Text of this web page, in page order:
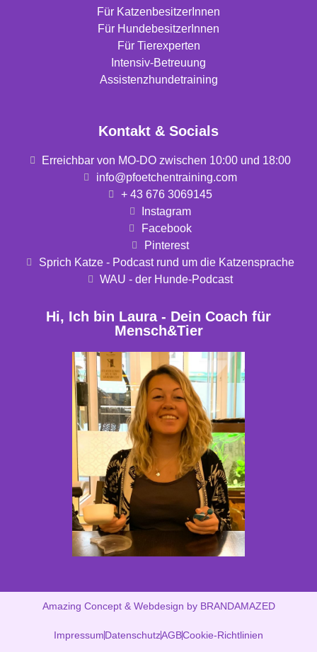
Für KatzenbesitzerInnen
Für HundebesitzerInnen
Für Tierexperten
Intensiv-Betreuung
Assistenzhundetraining
Kontakt & Socials
Erreichbar von MO-DO zwischen 10:00 und 18:00
info@pfoetchentraining.com
+ 43 676 3069145
Instagram
Facebook
Pinterest
Sprich Katze - Podcast rund um die Katzensprache
WAU - der Hunde-Podcast
Hi, Ich bin Laura - Dein Coach für
Mensch&Tier
Amazing Concept & Webdesign by BRANDAMAZED
ImpressumDatenschutzAGBCookie-Richtlinien